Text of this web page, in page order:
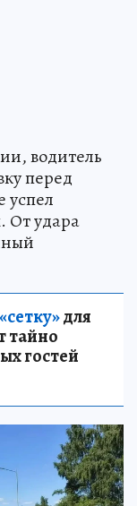
водитель
перед
успел
От удара
для
тайно
гостей